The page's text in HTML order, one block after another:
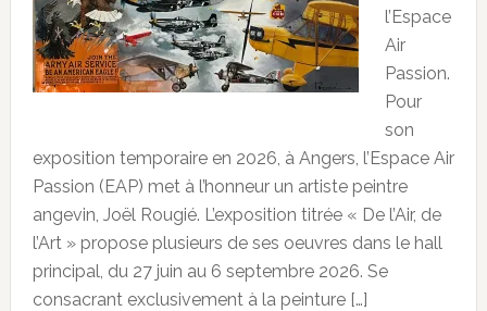
l’Espace
Air
Passion.
Pour
son
exposition temporaire en 2026, à Angers, l’Espace Air
Passion (EAP) met à l’honneur un artiste peintre
angevin, Joël Rougié. L’exposition titrée « De l’Air, de
l’Art » propose plusieurs de ses oeuvres dans le hall
principal, du 27 juin au 6 septembre 2026. Se
consacrant exclusivement à la peinture […]